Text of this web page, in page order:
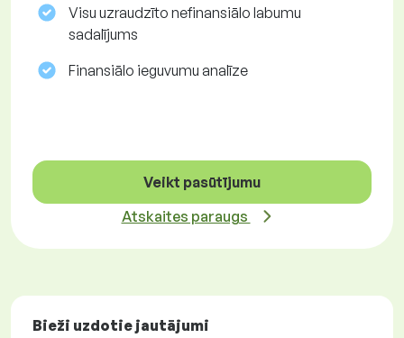
Visu uzraudzīto nefinansiālo labumu
sadalījums
Finansiālo ieguvumu analīze
Veikt pasūtījumu
Atskaites paraugs
Bieži uzdotie jautājumi